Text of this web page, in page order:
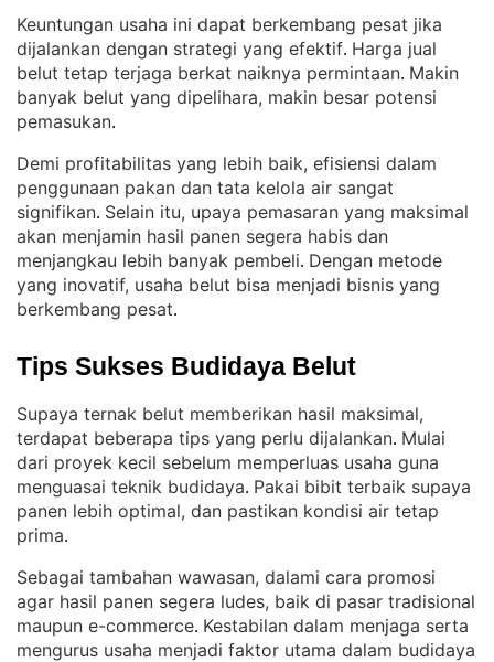
Keuntungan usaha ini dapat berkembang pesat jika
dijalankan dengan strategi yang efektif. Harga jual
belut tetap terjaga berkat naiknya permintaan. Makin
banyak belut yang dipelihara, makin besar potensi
pemasukan.
Demi profitabilitas yang lebih baik, efisiensi dalam
penggunaan pakan dan tata kelola air sangat
signifikan. Selain itu, upaya pemasaran yang maksimal
akan menjamin hasil panen segera habis dan
menjangkau lebih banyak pembeli. Dengan metode
yang inovatif, usaha belut bisa menjadi bisnis yang
berkembang pesat.
Tips Sukses Budidaya Belut
Supaya ternak belut memberikan hasil maksimal,
terdapat beberapa tips yang perlu dijalankan. Mulai
dari proyek kecil sebelum memperluas usaha guna
menguasai teknik budidaya. Pakai bibit terbaik supaya
panen lebih optimal, dan pastikan kondisi air tetap
prima.
Sebagai tambahan wawasan, dalami cara promosi
agar hasil panen segera ludes, baik di pasar tradisional
maupun e-commerce. Kestabilan dalam menjaga serta
mengurus usaha menjadi faktor utama dalam budidaya